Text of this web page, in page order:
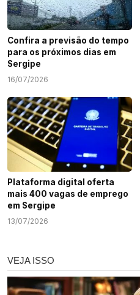
Confira a previsão do tempo
para os próximos dias em
Sergipe
16/07/2026
Plataforma digital oferta
mais 400 vagas de emprego
em Sergipe
13/07/2026